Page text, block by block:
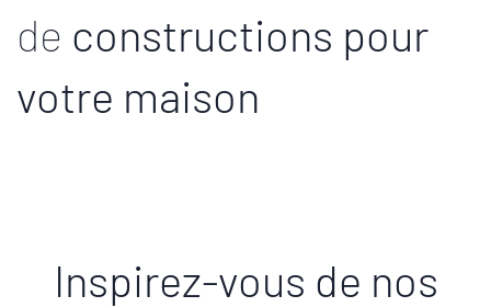
de constructions pour
votre maison
Inspirez-vous de nos